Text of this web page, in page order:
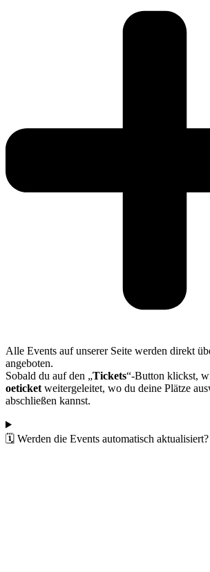
Alle Events auf unserer Seite werden direkt
angeboten.
Sobald du auf den „Tickets“-Button klickst,
oeticketweitergeleitet, wo du deine Plätze
abschließen kannst.
🗓️ Werden die Events automatisch aktualisiert?